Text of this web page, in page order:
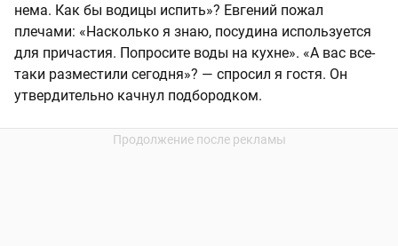
нема. Как бы водицы испить»? Евгений пожал
плечами: «Насколько я знаю, посудина используется
для причастия. Попросите воды на кухне». «А вас все-
таки разместили сегодня»? — спросил я гостя. Он
утвердительно качнул подбородком.